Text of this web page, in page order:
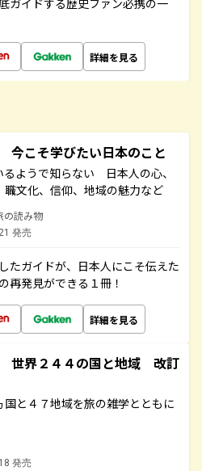
ガイドする歴史ファン必携の一
詳細を見る
今こそ学びたい日本のこと
るようで知らない 日本人の心、
職文化、信仰、地域の魅力など
の読み物
発売
たガイドが、日本人にこそ伝えた
再発見ができる１冊！
詳細を見る
世界２４４の国と地域 改訂
国と４７地域を旅の雑学とともに
発売